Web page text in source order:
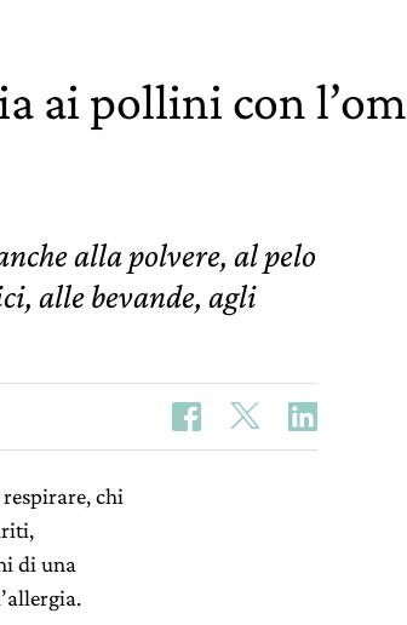
ai pollini con
alla polvere, al pelo
alle bevande, agli
respirare, chi
di una